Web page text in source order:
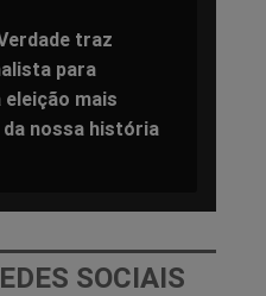
traz
para
mais
nossa história
SOCIAIS